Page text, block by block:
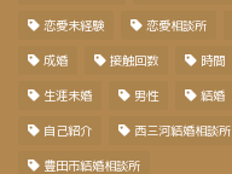
恋愛未経験 恋愛相談所
成婚 接触回数 時間
生涯未婚 男性 結婚
自己紹介 西三河結婚相談所
豊田市結婚相談所